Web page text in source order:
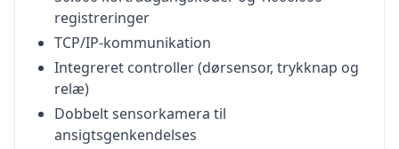
registreringer
TCP/IP-kommunikation
Integreret controller (dørsensor, trykknap og
relæ)
Dobbelt sensorkamera til
ansigtsgenkendelses